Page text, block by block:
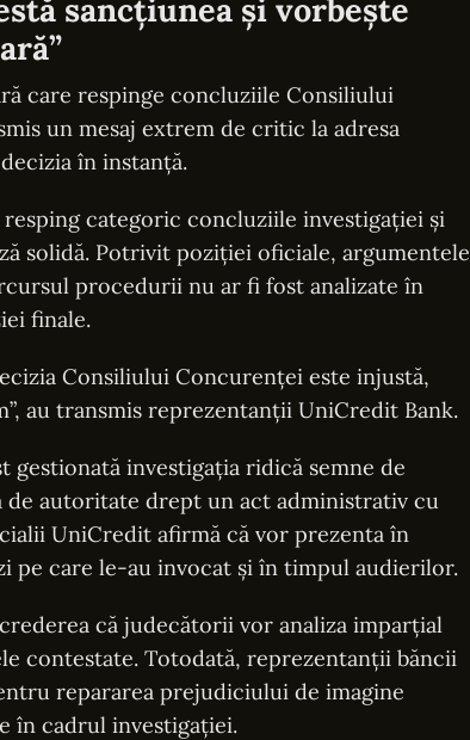
sancțiunea și vorbește
care respinge concluziile Consiliului
un mesaj extrem de critic la adresa
în instanță.
categoric concluziile investigației și
solidă. Potrivit poziției oficiale, argumentele
procedurii nu ar fi fost analizate în
finale.
Consiliului Concurenței este injustă,
au transmis reprezentanții UniCredit Bank.
gestionată investigația ridică semne de
de autoritate drept un act administrativ cu
UniCredit afirmă că vor prezenta în
pe care le-au invocat și în timpul audierilor.
că judecătorii vor analiza imparțial
contestate. Totodată, reprezentanții băncii
repararea prejudiciului de imagine
în cadrul investigației.